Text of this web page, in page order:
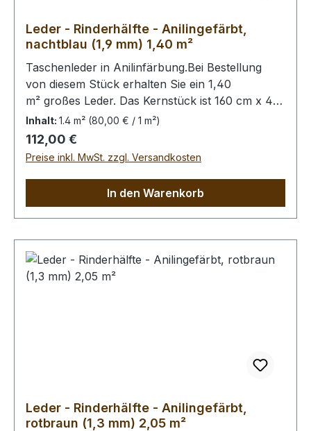
Leder - Rinderhälfte - Anilingefärbt,
nachtblau (1,9 mm) 1,40 m²
Taschenleder in Anilinfärbung.Bei Bestellung
von diesem Stück erhalten Sie ein 1,40
m² großes Leder. Das Kernstück ist 160 cm x 45
cm groß (siehe Foto 2).
Inhalt: 1.4 m² (80,00 € / 1 m²)
Regulärer Preis:
112,00 €
Preise inkl. MwSt. zzgl. Versandkosten
In den Warenkorb
Leder - Rinderhälfte - Anilingefärbt,
rotbraun (1,3 mm) 2,05 m²